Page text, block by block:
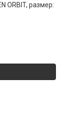
ORBIT, размер: